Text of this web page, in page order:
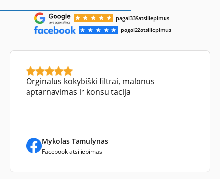
pagal339atsiliepimus
pagal22atsiliepimus
Orginalus kokybiški filtrai, malonus
aptarnavimas ir konsultacija
Mykolas Tamulynas
Facebook atsiliepimas